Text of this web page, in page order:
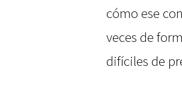
cómo ese
veces de
difíciles de